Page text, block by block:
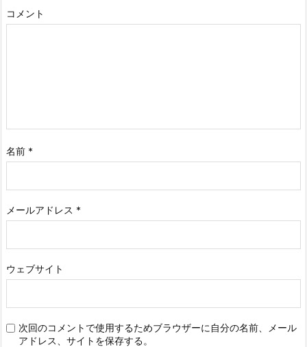
コメント
名前 *
メールアドレス *
ウェブサイト
次回のコメントで使用するためブラウザーに自分の名前、メール
アドレス、サイトを保存する。